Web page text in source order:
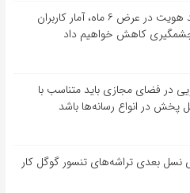
دیوار: با سیستم تایید هویت در عرض ۶ ماه، آمار کاربران
چشمگیری کاهش خواهیم داد
در فضای مجازی باید متناسب با
پخش در انواع رسانه‌ها باشد
بعدی تراشه‌های تنسور گوگل کار